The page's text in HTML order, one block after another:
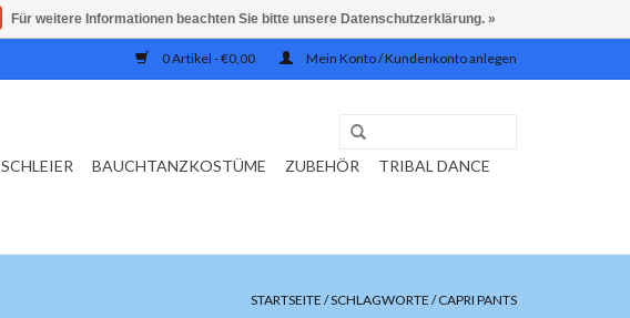
0 Artikel - €0,00 Mein Konto / Kundenkonto anlegen
SCHLEIER BAUCHTANZKOSTÜME ZUBEHÖR
TRIBAL DANCE
STARTSEITE /SCHLAGWORTE /CAPRI PANTS
Für weitere Informationen beachten Sie bitte unsere Datenschutzerklärung. »